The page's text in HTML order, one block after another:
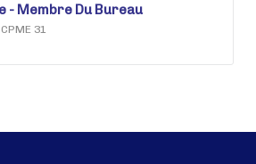
- Membre Du Bureau
31